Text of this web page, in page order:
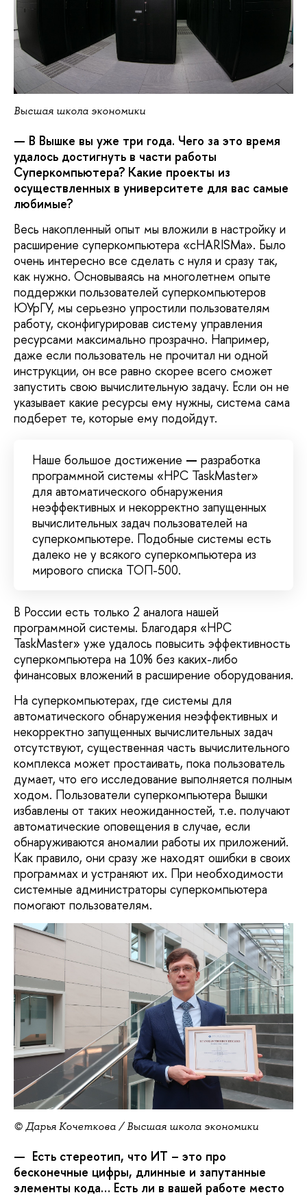
Высшая школа экономики
— В Вышке вы уже три года. Чего за это время
удалось достигнуть в части работы
Суперкомпьютера? Какие проекты из
осуществленных в университете для вас самые
любимые?
Весь накопленный опыт мы вложили в настройку и
расширение суперкомпьютера «cHARISMa». Было
очень интересно все сделать с нуля и сразу так,
как нужно. Основываясь на многолетнем опыте
поддержки пользователей суперкомпьютеров
ЮУрГУ, мы серьезно упростили пользователям
работу, сконфигурировав систему управления
ресурсами максимально прозрачно. Например,
даже если пользователь не прочитал ни одной
инструкции, он все равно скорее всего сможет
запустить свою вычислительную задачу. Если он не
указывает какие ресурсы ему нужны, система сама
подберет те, которые ему подойдут.
Наше большое достижение — разработка
программной системы «HPC TaskMaster»
для автоматического обнаружения
неэффективных и некорректно запущенных
вычислительных задач пользователей на
суперкомпьютере. Подобные системы есть
далеко не у всякого суперкомпьютера из
мирового списка ТОП-500.
В России есть только 2 аналога нашей
программной системы. Благодаря «HPC
TaskMaster» уже удалось повысить эффективность
суперкомпьютера на 10% без каких-либо
финансовых вложений в расширение оборудования.
На суперкомпьютерах, где системы для
автоматического обнаружения неэффективных и
некорректно запущенных вычислительных задач
отсутствуют, существенная часть вычислительного
комплекса может простаивать, пока пользователь
думает, что его исследование выполняется полным
ходом. Пользователи суперкомпьютера Вышки
избавлены от таких неожиданностей, т.е. получают
автоматические оповещения в случае, если
обнаруживаются аномалии работы их приложений.
Как правило, они сразу же находят ошибки в своих
программах и устраняют их. При необходимости
системные администраторы суперкомпьютера
помогают пользователям.
© Дарья Кочеткова / Высшая школа экономики
— Есть стереотип, что ИТ – это про
бесконечные цифры, длинные и запутанные
элементы кода… Есть ли в вашей работе место